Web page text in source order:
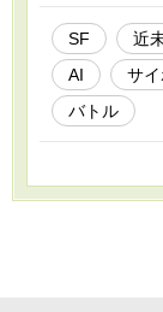
SF 近
AI
サ
バトル